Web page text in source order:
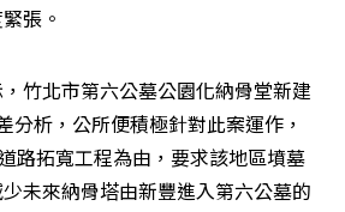
張。
竹北市第六公墓公園化納骨堂新建
分析，公所便積極針對此案運作，
路拓寬工程為由，要求該地區墳墓
未來納骨塔由新豐進入第六公墓的